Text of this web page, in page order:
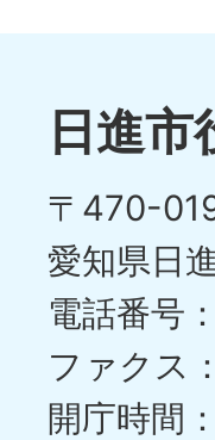
日進市
〒470-
愛知県日
電話番号
ファクス
開庁時間